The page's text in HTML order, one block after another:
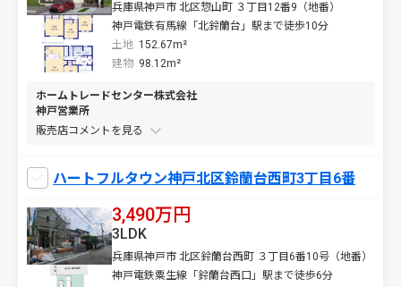
兵庫県神戸市 北区惣山町 ３丁目12番9（地番）
神戸電鉄有馬線「北鈴蘭台」駅まで徒歩10分
土地 152.67m²
建物 98.12m²
ホームトレードセンター株式会社
神戸営業所
販売店コメントを
ハートフルタウン神戸北区鈴蘭台西町3丁目6番
3,490万円
兵庫県神戸市 北区鈴蘭台西町 ３丁目6番10号（地番）
神戸電鉄粟生線「鈴蘭台西口」駅まで徒歩6分
3LDK